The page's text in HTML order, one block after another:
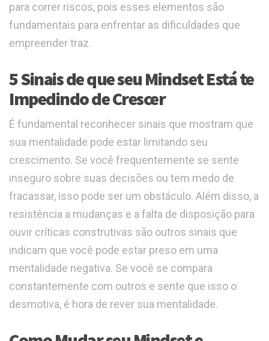
para correr riscos, pois esses elementos são
fundamentais para enfrentar as dificuldades que
empreender traz.
5 Sinais de que seu Mindset Está te
Impedindo de Crescer
É fundamental reconhecer sinais que mostram que
sua mentalidade pode estar limitando seu
crescimento. Se você frequentemente se sente
inseguro sobre suas decisões ou tem medo de
fracassar, isso pode ser um obstáculo. Além disso, a
resistência a mudanças e a falta de disposição para
ouvir críticas construtivas são outros sinais que
indicam que você pode estar preso em uma
mentalidade negativa. Se você se compara
constantemente com outros e sente que isso o
desmotiva, é hora de rever sua mentalidade.